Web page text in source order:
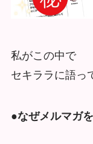
私がこの中で
セキララに語っ
●なぜメルマガ